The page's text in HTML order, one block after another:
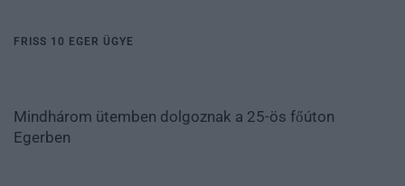
FRISS 10 EGER ÜGYE
Mindhárom ütemben dolgoznak a 25-ös főúton
Egerben